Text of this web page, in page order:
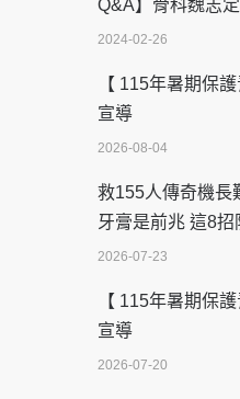
Q&A】骨科魏志
2024-02-26
【 115年暑期保
宣導
2026-08-04
救155人傳奇機長
牙膏是前兆 這8招
2026-07-23
【 115年暑期保
宣導
2026-07-20